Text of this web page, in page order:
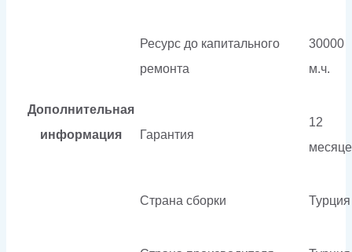
Дополнительная
информация
Ресурс до капитального
ремонта
30000
м.ч.
Гарантия
12
Страна сборки Турция